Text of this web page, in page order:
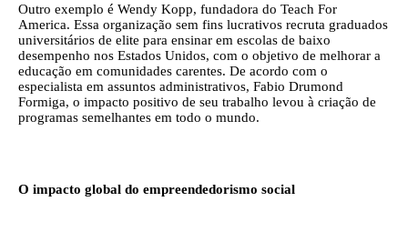
Outro exemplo é Wendy Kopp, fundadora do Teach For
America. Essa organização sem fins lucrativos recruta graduados
universitários de elite para ensinar em escolas de baixo
desempenho nos Estados Unidos, com o objetivo de melhorar a
educação em comunidades carentes. De acordo com o
especialista em assuntos administrativos, Fabio Drumond
Formiga, o impacto positivo de seu trabalho levou à criação de
programas semelhantes em todo o mundo.
O impacto global do empreendedorismo social